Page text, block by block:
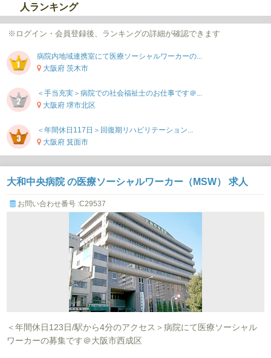
人ランキング
※ログイン・会員登録後、ランキングの詳細が確認できます
病院内地域連携室にて医療ソーシャルワーカーの...
大阪府 茨木市
＜手当充実＞病院での社会福祉士のお仕事です＠...
大阪府 堺市北区
＜年間休日117日＞回復期リハビリテーション...
大阪府 箕面市
大和中央病院 の医療ソーシャルワーカー（MSW） 求人
お問い合わせ番号 :C29537
＜年間休日123日/駅から4分のアクセス＞病院にて医療ソーシャル
ワーカーの募集です＠大阪市西成区